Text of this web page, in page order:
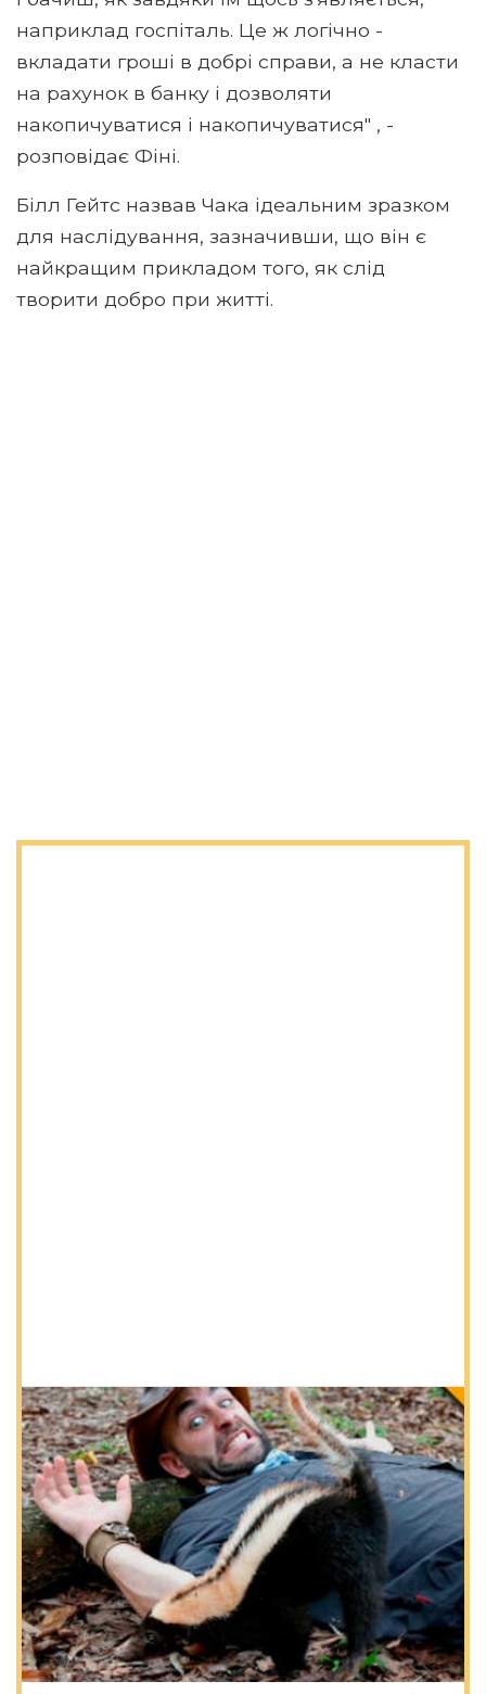
наприклад госпіталь. Це ж логічно -
вкладати гроші в добрі справи, а не класти
на рахунок в банку і дозволяти
накопичуватися і накопичуватися" , -
розповідає Фіні.
Білл Гейтс назвав Чака ідеальним зразком
для наслідування, зазначивши, що він є
найкращим прикладом того, як слід
творити добро при житті.